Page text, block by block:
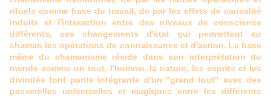
rituels comme base du travail, de par les effets de causalité
induits et l'interaction entre des niveaux de conscience
différents, ces changements d'état qui permettent au
chaman les opérations de connaissance et d'action. La base
même du chamanisme réside dans son interprétation du
monde comme un tout, l'homme, la nature, les esprits et les
divinités font partie intégrante d'un "grand tout" avec des
passerelles universelles et magiques entre les différents